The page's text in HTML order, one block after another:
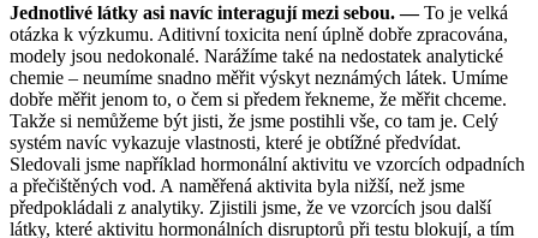
Jednotlivé látky asi navíc interagují mezi sebou. —To je velká
otázka k výzkumu. Aditivní toxicita není úplně dobře zpracována,
modely jsou nedokonalé. Narážíme také na nedostatek analytické
chemie – neumíme snadno měřit výskyt neznámých látek. Umíme
dobře měřit jenom to, o čem si předem řekneme, že měřit chceme.
Takže si nemůžeme být jisti, že jsme postihli vše, co tam je. Celý
systém navíc vykazuje vlastnosti, které je obtížné předvídat.
Sledovali jsme například hormonální aktivitu ve vzorcích odpadních
a přečištěných vod. A naměřená aktivita byla nižší, než jsme
předpokládali z analytiky. Zjistili jsme, že ve vzorcích jsou další
látky, které aktivitu hormonálních disruptorů při testu blokují, a tím